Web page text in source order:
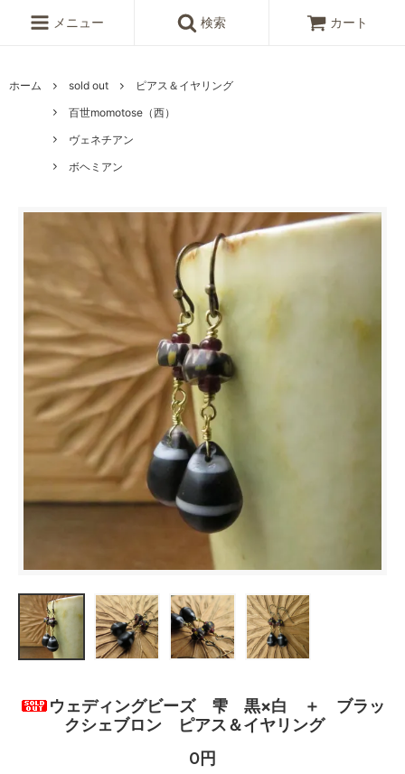
メニュー 検索 カート
ホーム sold out
ピアス＆イヤリング
百世momotose（西）
ヴェネチアン
ボヘミアン
ウェディングビーズ 雫 黒×白 ＋ ブラッ
クシェブロン ピアス＆イヤリング
0円